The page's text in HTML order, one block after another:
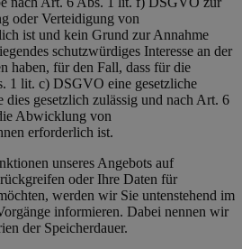
oder Verteidigung von
ist und kein Grund zur Annahme
schutzwürdiges Interesse an der
haben, für den Fall, dass für die
1 lit. c) DSGVO eine gesetzliche
gesetzlich zulässig und nach Art. 6
Abwicklung von
erforderlich ist.
unseres Angebots auf
oder Ihre Daten für
werden wir Sie untenstehend im
informieren. Dabei nennen wir
der Speicherdauer.